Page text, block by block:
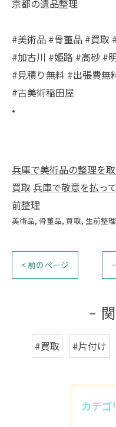
京都の遺品整理
#美術品 #骨董品 #買取
#加古川 #姫路 #高砂 #
#見積り無料 #出張費無
#古美術稲田屋
•
兵庫で美術品の整理を
買取 兵庫で敬意を払っ
前整理
美術品 骨董品 買取 生前整理
< 前のページ
#買取 #片付け
カテゴ